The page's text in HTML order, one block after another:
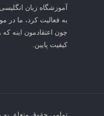
چون اعتقادمون اینه که
کیفیت پایین.